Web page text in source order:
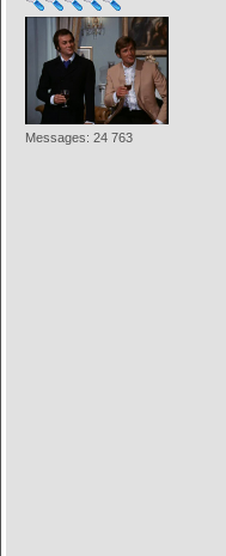
Messages: 24 763